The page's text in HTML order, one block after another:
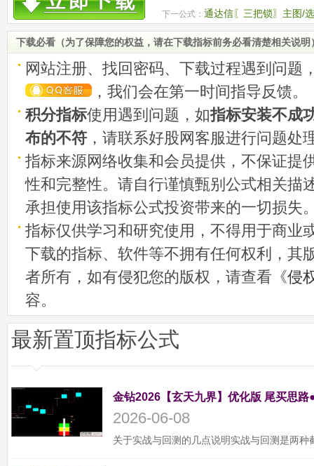
线爆发
下一公式： 通达信〖三把锁〗主图/
下载必看（为了保障您的权益，请在下载指标前务必看清楚相关说明
网站注册、找回密码、下载过程遇到问题
，我们会在第一时间指导反馈。
积分指标使用遇到问题，如指标安装不成
布的不符 ，请联系好股网客服进行问题处
指标来源网络收集和会员提供，不保证提
性和完整性。请自行谨慎甄别公式相关描
承担使用该指标公式投资带来的一切损失
指标仅供学习和研究使用，不得用于商业
下载的指标、软件等不拥有任何权利，其
者所有，如有侵犯您的版权，请查看《侵
容。
最新置顶指标公式
金钻2026【玄天九界】优化版 尾买思
2026-06-08